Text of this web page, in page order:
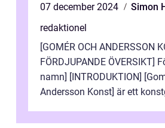
07 december 2024
Simon
redaktionel
[GOMÉR OCH ANDERSSON
FÖRDJUPANDE ÖVERSIKT]
namn] [INTRODUKTION]
Andersson Konst] är ett
och sälj...